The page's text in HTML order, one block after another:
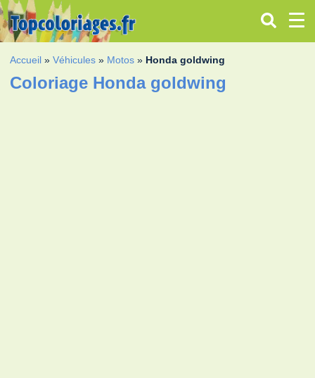
Accueil »Véhicules » Motos » Honda goldwing
Coloriage Honda goldwing